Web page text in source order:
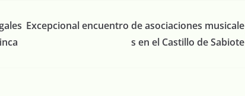
Excepcional encuentro de asociaciones musicale
s en el Castillo de Sabiote